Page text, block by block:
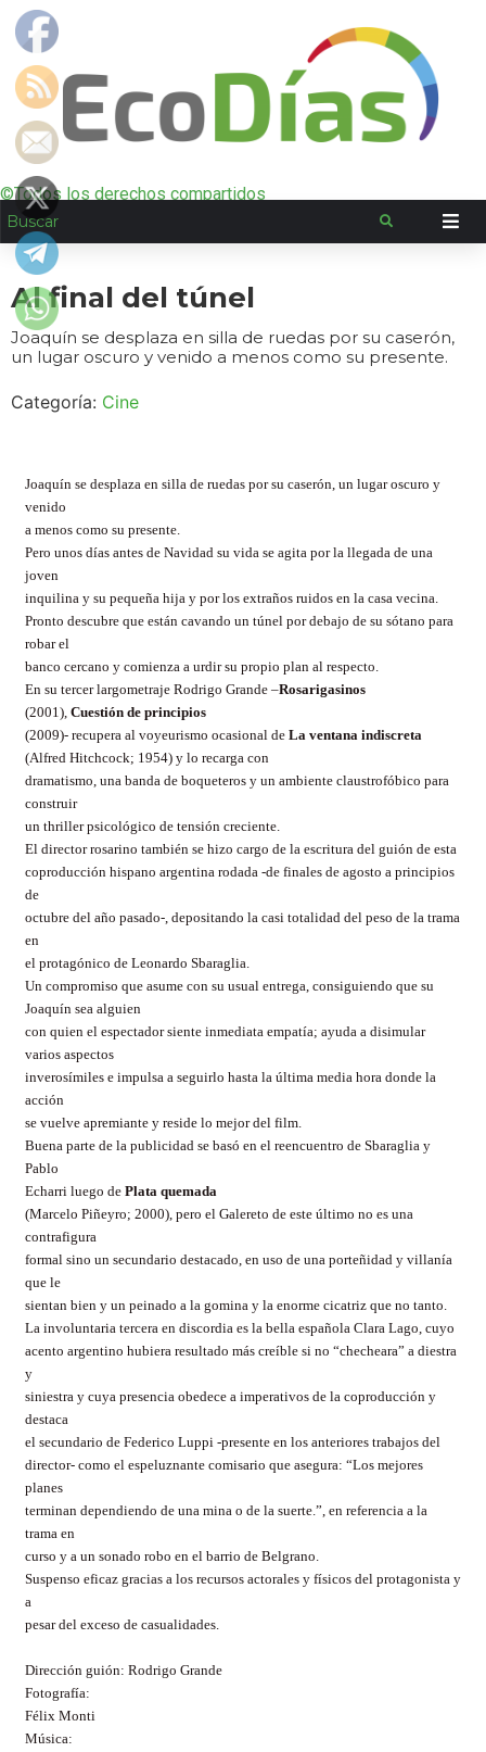
©Todos los derechos compartidos
Al final del túnel
Joaquín se desplaza en silla de ruedas por su caserón,
un lugar oscuro y venido a menos como su presente.
Categoría: Cine
Joaquín se desplaza en silla de ruedas por su caserón, un lugar oscuro y
venido
a menos como su presente.
Pero unos días antes de Navidad su vida se agita por la llegada de una
joven
inquilina y su pequeña hija y por los extraños ruidos en la casa vecina.
Pronto descubre que están cavando un túnel por debajo de su sótano para
robar el
banco cercano y comienza a urdir su propio plan al respecto.
En su tercer largometraje Rodrigo Grande –Rosarigasinos
(2001), Cuestión de principios
(2009)- recupera al voyeurismo ocasional de La ventana indiscreta
(Alfred Hitchcock; 1954) y lo recarga con
dramatismo, una banda de boqueteros y un ambiente claustrofóbico para
construir
un thriller psicológico de tensión creciente.
El director rosarino también se hizo cargo de la escritura del guión de esta
coproducción hispano argentina rodada -de finales de agosto a principios
de
octubre del año pasado-, depositando la casi totalidad del peso de la trama
en
el protagónico de Leonardo Sbaraglia.
Un compromiso que asume con su usual entrega, consiguiendo que su
Joaquín sea alguien
con quien el espectador siente inmediata empatía; ayuda a disimular
varios aspectos
inverosímiles e impulsa a seguirlo hasta la última media hora donde la
acción
se vuelve apremiante y reside lo mejor del film.
Buena parte de la publicidad se basó en el reencuentro de Sbaraglia y
Pablo
Echarri luego de Plata quemada
(Marcelo Piñeyro; 2000), pero el Galereto de este último no es una
contrafigura
formal sino un secundario destacado, en uso de una porteñidad y villanía
que le
sientan bien y un peinado a la gomina y la enorme cicatriz que no tanto.
La involuntaria tercera en discordia es la bella española Clara Lago, cuyo
acento argentino hubiera resultado más creíble si no “checheara” a diestra
y
siniestra y cuya presencia obedece a imperativos de la coproducción y
destaca
el secundario de Federico Luppi -presente en los anteriores trabajos del
director- como el espeluznante comisario que asegura: “Los mejores
planes
terminan dependiendo de una mina o de la suerte.”, en referencia a la
trama en
curso y a un sonado robo en el barrio de Belgrano.
Suspenso eficaz gracias a los recursos actorales y físicos del protagonista y
a
pesar del exceso de casualidades.
Dirección guión: Rodrigo Grande
Fotografía:
Félix Monti
Música: